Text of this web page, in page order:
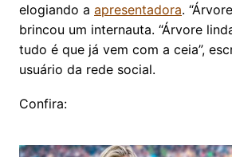
elogiando a apresentadora.
brincou um internauta. “Árvore
tudo é que já vem com a ceia”,
usuário da rede social.
Confira: